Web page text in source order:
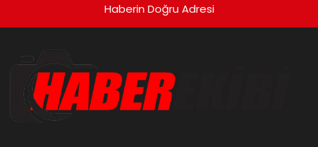
Haberin Doğru Adresi